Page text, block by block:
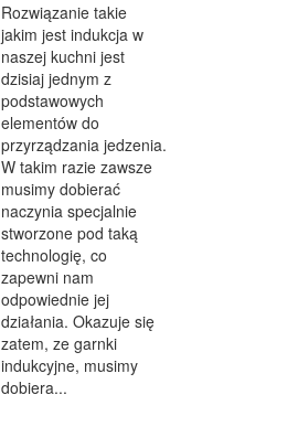
Rozwiązanie takie
jakim jest indukcja w
naszej kuchni jest
dzisiaj jednym z
podstawowych
elementów do
przyrządzania jedzenia.
W takim razie zawsze
musimy dobierać
naczynia specjalnie
stworzone pod taką
technologię, co
zapewni nam
odpowiednie jej
działania. Okazuje się
zatem, ze garnki
indukcyjne, musimy
dobiera...